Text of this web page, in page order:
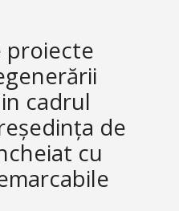
proiecte
cadrul
de
cu